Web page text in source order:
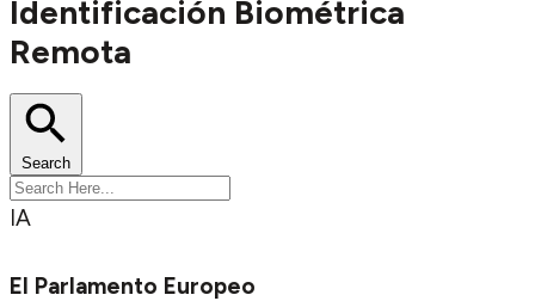
Identificación Biométrica
Remota
Search
IA
El Parlamento Europeo